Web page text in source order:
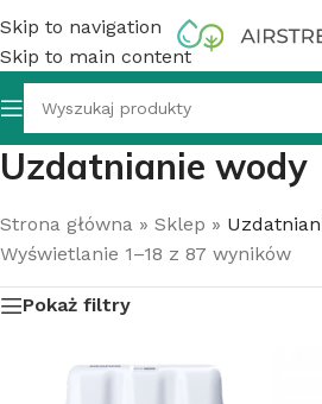
Skip to navigation
Skip to main content
Uzdatnianie wody
Strona główna » Sklep »
Wyświetlanie 1–18 z 87 wyników
Pokaż filtry